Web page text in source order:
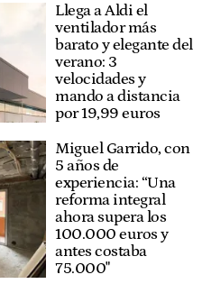
Llega a Aldi el
ventilador más
barato y elegante del
verano: 3
velocidades y
mando a distancia
por 19,99 euros
Miguel Garrido, con
5 años de
experiencia: “Una
reforma integral
ahora supera los
100.000 euros y
antes costaba
75.000"